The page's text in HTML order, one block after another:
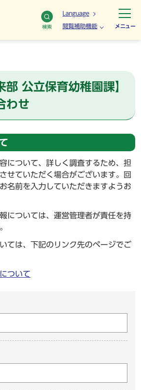
検索
Language
閲覧補助機能 メニュー
部 公立保育幼稚園課】
わせ
について、詳しく調査するため、担
せていただく場合がございます。回
名前を入力していただきますようお
については、運営管理者が責任を持
ては、下記のリンク先のページでご
ついて